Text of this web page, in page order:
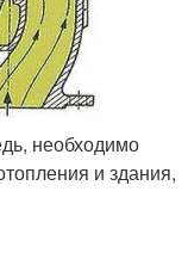
необходимо
и здания,